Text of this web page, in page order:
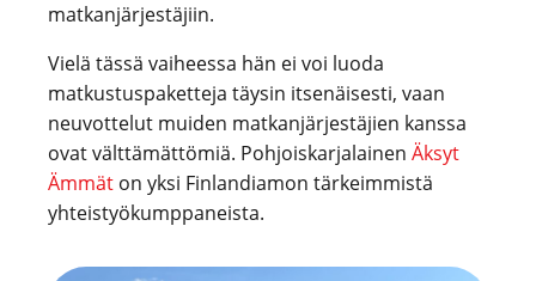
matkanjärjestäjiin.
Vielä tässä vaiheessa hän ei voi luoda
matkustuspaketteja täysin itsenäisesti, vaan
neuvottelut muiden matkanjärjestäjien kanssa
ovat välttämättömiä. Pohjoiskarjalainen Äksyt
Ämmät on yksi Finlandiamon tärkeimmistä
yhteistyökumppaneista.